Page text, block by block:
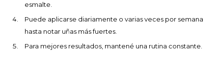
esmalte.
Puede aplicarse diariamente o varias veces por semana
hasta notar uñas más fuertes.
Para mejores resultados, mantené una rutina constante.